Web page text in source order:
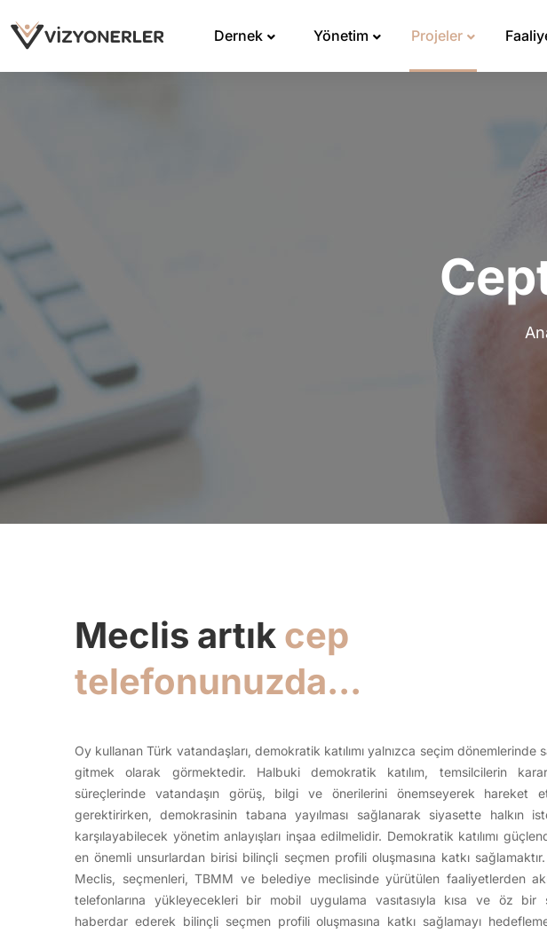
Dernek Yönetim Projeler
Meclis artık cep
telefonunuzda...
Oy kullanan Türk vatandaşları, demokratik katılımı yalnızca seçim dönemlerinde
gitmek olarak görmektedir. Halbuki demokratik katılım, temsilcilerin
süreçlerinde vatandaşın görüş, bilgi ve önerilerini önemseyerek hareket
gerektirirken, demokrasinin tabana yayılması sağlanarak siyasette halkın
karşılayabilecek yönetim anlayışları inşaa edilmelidir. Demokratik katılımı
en önemli unsurlardan birisi bilinçli seçmen profili oluşmasına katkı
Meclis, seçmenleri, TBMM ve belediye meclisinde yürütülen faaliyetlerden
telefonlarına yükleyecekleri bir mobil uygulama vasıtasıyla kısa ve öz bir
haberdar ederek bilinçli seçmen profili oluşmasına katkı sağlamayı